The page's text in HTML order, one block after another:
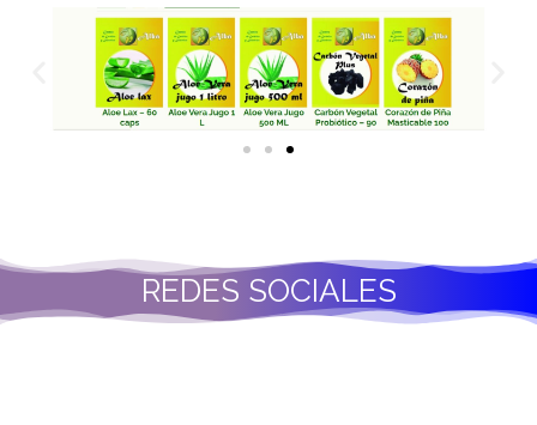
REDES SOCIALES